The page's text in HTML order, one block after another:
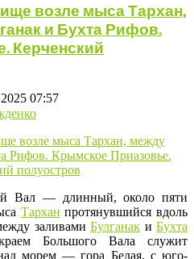
возле мыса Тархан,
и Бухта Рифов.
Керченский
07:57
Вал — длинный, около пяти
Тархан протянувшийся вдоль
заливамиБулганак иБухта
Большого Вала служит
морем — гора Белая, с юго-